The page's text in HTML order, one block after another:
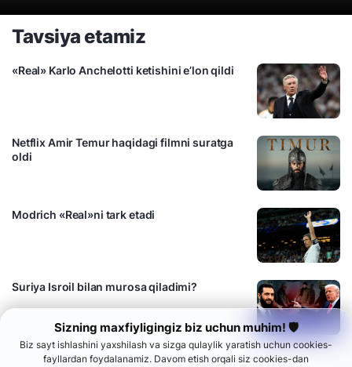
Sizning maxfiyligingiz biz uchun muhim! 🛡
Biz sayt ishlashini yaxshilash va sizga qulaylik yaratish uchun cookies-
fayllardan foydalanamiz. Davom etish orqali siz cookies-dan
Tavsiya etamiz
«Real» Karlo Anchelotti ketishini e’lon qildi
Netflix Amir Temur haqidagi filmni suratga
oldi
Modrich «Real»ni tark etadi
Suriya Isroil bilan murosa qiladimi?